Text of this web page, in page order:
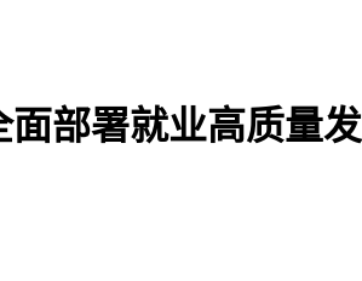
部署就业高质量